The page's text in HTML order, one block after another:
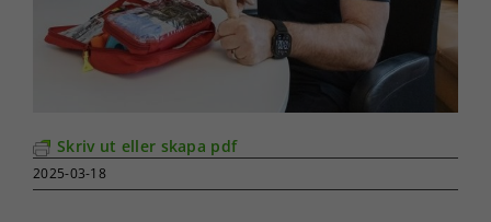
Skriv ut eller skapa pdf
2025-03-18